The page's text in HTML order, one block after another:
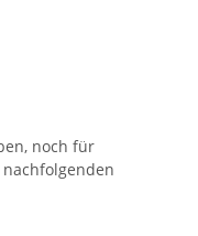
noch für